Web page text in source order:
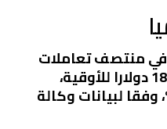
في منتصف تعاملات
اليوم الأربعاء، إلى نحو 1885 دولارا للأوقية،
زيادة قدرها 0.44 %، وفقا لبيانات وكالة